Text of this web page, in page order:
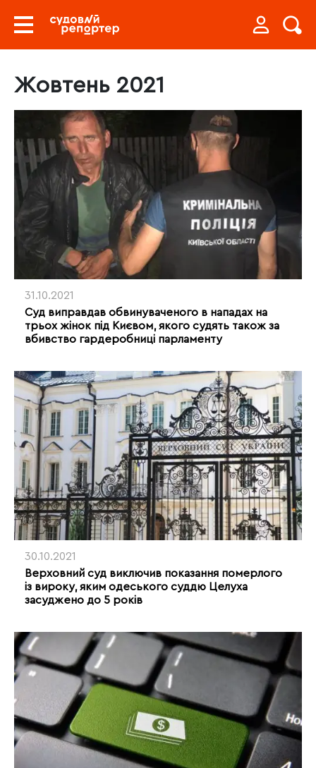
Жовтень 2021
31.10.2021
Суд виправдав обвинуваченого в нападах на
трьох жінок під Києвом, якого судять також за
вбивство гардеробниці парламенту
30.10.2021
Верховний суд виключив показання померлого
із вироку, яким одеського суддю Целуха
засуджено до 5 років